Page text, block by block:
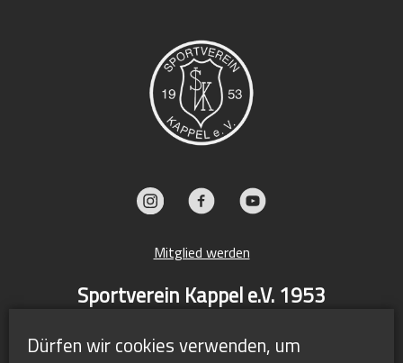
Mitglied werden
Sportverein Kappel e.V. 1953
79117 Freiburg
Dürfen wir cookies verwenden, um